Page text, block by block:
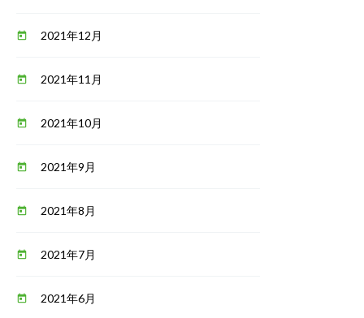
today 2021年12月
today 2021年11月
today 2021年10月
today 2021年9月
today 2021年8月
today 2021年7月
today 2021年6月